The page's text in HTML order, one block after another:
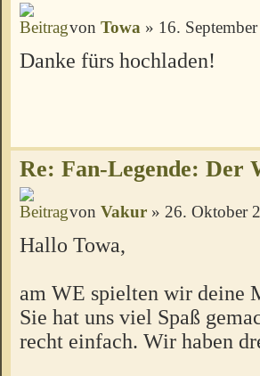
von Towa » 16.
Danke fürs hochladen!
Re: Fan-Legende: Der
von Vakur » 26. Oktober
Hallo Towa,
am WE spielten wir deine
Sie hat uns viel Spaß
recht einfach. Wir haben